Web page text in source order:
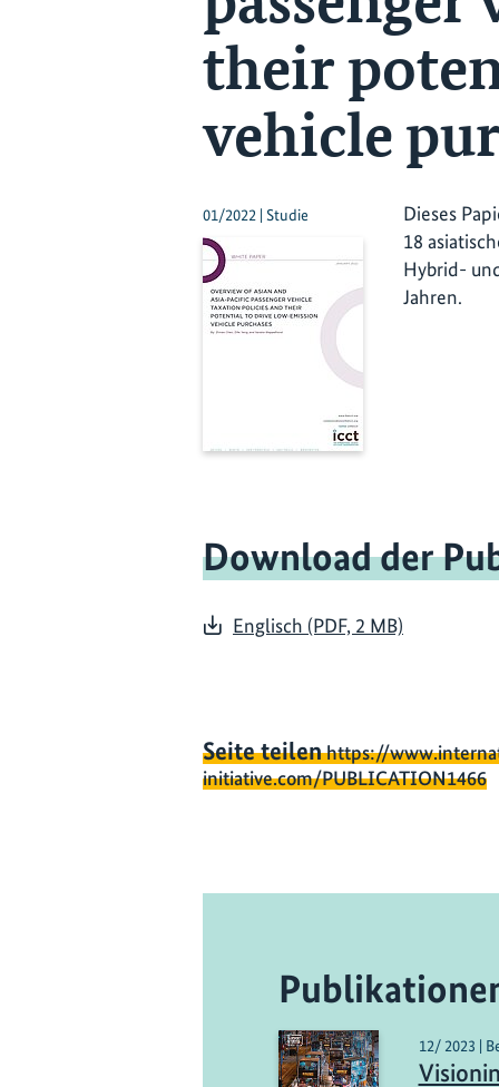
their
vehicle
01/2022 | Studie
Dieses
18
Hybrid-
Jahren.
Download der
Englisch (PDF, 2 MB)
Seite teilenhttps://
initiative.com/PUBLICATION1466
12/ 2023 |